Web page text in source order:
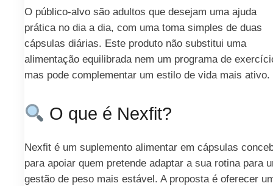
O público-alvo são adultos que desejam uma ajuda
prática no dia a dia, com uma toma simples de duas
cápsulas diárias. Este produto não substitui uma
alimentação equilibrada nem um programa de
mas pode complementar um estilo de vida mais ativo.
O que é Nexfit?
Nexfit é um suplemento alimentar em cápsulas
para apoiar quem pretende adaptar a sua rotina para
gestão de peso mais estável. A proposta é oferecer